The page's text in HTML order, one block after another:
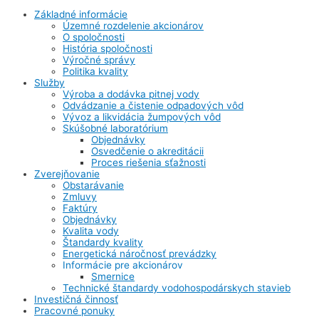
Základné informácie
Územné rozdelenie akcionárov
O spoločnosti
História spoločnosti
Výročné správy
Politika kvality
Služby
Výroba a dodávka pitnej vody
Odvádzanie a čistenie odpadových vôd
Vývoz a likvidácia žumpových vôd
Skúšobné laboratórium
Objednávky
Osvedčenie o akreditácii
Proces riešenia sťažnosti
Zverejňovanie
Obstarávanie
Zmluvy
Faktúry
Objednávky
Kvalita vody
Štandardy kvality
Energetická náročnosť prevádzky
Informácie pre akcionárov
Smernice
Technické štandardy vodohospodárskych stavieb
Investičná činnosť
Pracovné ponuky